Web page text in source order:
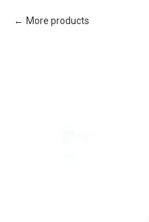
More products